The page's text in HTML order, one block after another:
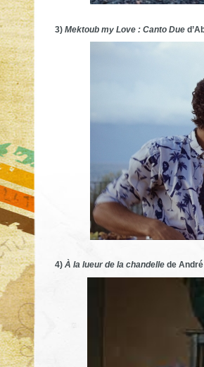
3) Mektoub my Love : Canto Due
4) À la lueur de la chandellede André